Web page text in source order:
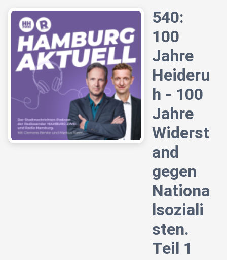
540:
100
Jahre
Heideru
h - 100
Jahre
Widerst
and
gegen
Nationa
lsoziali
sten.
Teil 1